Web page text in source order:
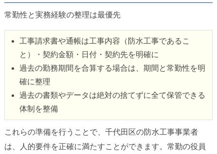
常勤性と実務経験の整理は最優先
工事請求書や通帳は工事内容（防水工事であるこ
と）・契約金額・日付・契約先を明確に
過去の勤務期間を合算する場合は、期間と常勤性を明
確に整理
過去の書類やデータは絶対の捨てずに全て保管できる
体制を整備
これらの準備を行うことで、千代田区の防水工事事業者
は、人的要件を正確に満たすことができます。常勤の役員